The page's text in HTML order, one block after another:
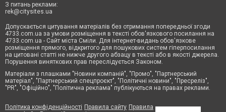
З питань реклами:
rek@citysites.ua
Допускається цитування матеріалів без отримання попередньої згоди
4733.com.ua за умови розміщення в тексті обов'язкового посилання на
4733.com.ua - Сайт міста Сміли. Для інтернет-видань обов'язкове
розміщення прямого, відкритого для пошукових систем гіперпосилання
на цитовані статті не нижче другого абзацу в тексті або в якості джерела.
Порушення виняткових прав переслідується Законом.
Матеріали з плашками "Новини компаній", "Промо", "Партнерський
матеріал", "Партнерський спецпроєкт", "Політичні новини", "Пресреліз",
"PR", "Офіційно", "Політична реклама" публікуються на правах реклами.
Політика конфіденційності Правила сайту Правила